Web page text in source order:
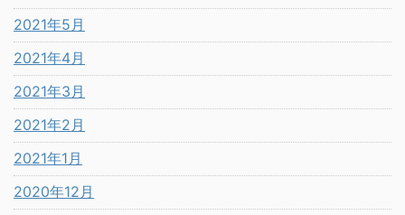
2021年5月
2021年4月
2021年3月
2021年2月
2021年1月
2020年12月